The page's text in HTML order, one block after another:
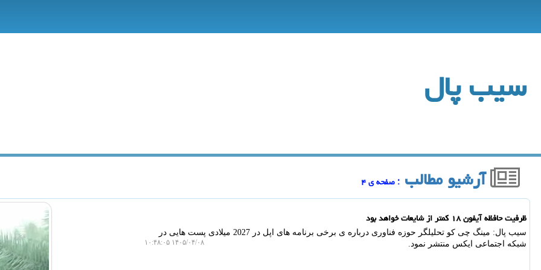
سیب پال
آرشیو مطالب : صفحه ی ۴
ظرفیت حافظه آیفون ۱۸ کمتر از شایعات خواهد بود
سیب پال: مینگ چی کو تحلیلگر حوزه فناوری درباره ی برخی برنامه های اپل در 2027 میلادی پست هایی در
شبکه اجتماعی ایکس منتشر نمود.
۱۴۰۵/۰۴/۰۸ ۱۰:۴۸:۰۵